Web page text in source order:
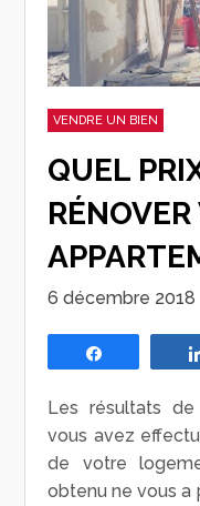
VENDRE UN BIEN
QUEL
6 décembre 2018
Les résultats
vous avez
de votre
obtenu ne vous a